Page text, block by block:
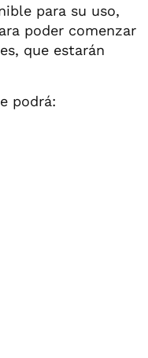
para su uso,
poder comenzar
que estarán
podrá: